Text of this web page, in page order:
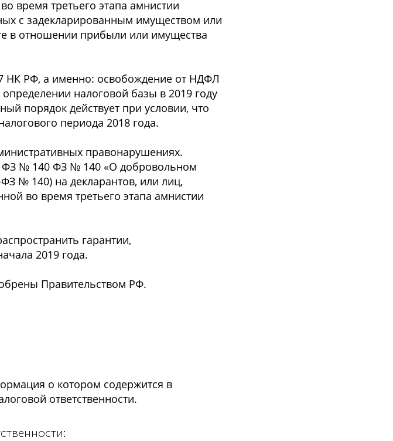
время третьего этапа амнистии
с задекларированным имуществом или
в отношении прибыли или имущества
НК РФ, а именно: освобождение от НДФЛ
налоговой базы в 2019 году
порядок действует при условии, что
периода 2018 года.
правонарушениях.
ФЗ № 140 ФЗ № 140 «О добровольном
№ 140) на декларантов, или лиц,
во время третьего этапа амнистии
гарантии,
2019 года.
Правительством РФ.
о котором содержится в
ответственности.